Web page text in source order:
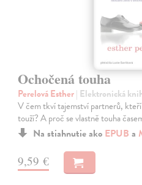
Ochočená touha
Perelová Esther| Elektronická
V čem tkví tajemství partnerů,
touží? A proč se vlastně touha
Na stiahnutie ako EPUB a
9,59 €